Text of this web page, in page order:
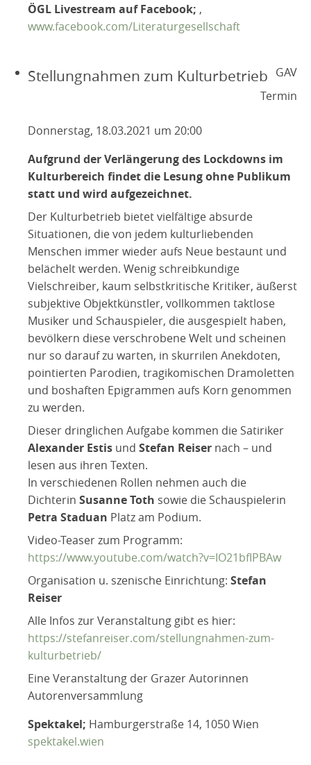
ÖGL Livestream auf Facebook; ,
www.facebook.com/Literaturgesellschaft
Stellungnahmen zum Kulturbetrieb GAV
Termin
Donnerstag, 18.03.2021 um 20:00
Aufgrund der Verlängerung des Lockdowns im
Kulturbereich findet die Lesung ohne Publikum
statt und wird aufgezeichnet.
Der Kulturbetrieb bietet vielfältige absurde
Situationen, die von jedem kulturliebenden
Menschen immer wieder aufs Neue bestaunt und
belächelt werden. Wenig schreibkundige
Vielschreiber, kaum selbstkritische Kritiker, äußerst
subjektive Objektkünstler, vollkommen taktlose
Musiker und Schauspieler, die ausgespielt haben,
bevölkern diese verschrobene Welt und scheinen
nur so darauf zu warten, in skurrilen Anekdoten,
pointierten Parodien, tragikomischen Dramoletten
und boshaften Epigrammen aufs Korn genommen
zu werden.
Dieser dringlichen Aufgabe kommen die Satiriker
Alexander Estis und Stefan Reiser nach – und
lesen aus ihren Texten.
In verschiedenen Rollen nehmen auch die
Dichterin Susanne Toth sowie die Schauspielerin
Petra Staduan Platz am Podium.
Video-Teaser zum Programm:
https://www.youtube.com/watch?v=IO21bfIPBAw
Organisation u. szenische Einrichtung: Stefan
Reiser
Alle Infos zur Veranstaltung gibt es hier:
https://stefanreiser.com/stellungnahmen-zum-
kulturbetrieb/
Eine Veranstaltung der Grazer Autorinnen
Autorenversammlung
Spektakel; Hamburgerstraße 14, 1050 Wien
spektakel.wien